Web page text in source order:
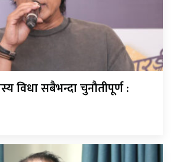
विधा सबैभन्दा चुनौतीपूर्ण :